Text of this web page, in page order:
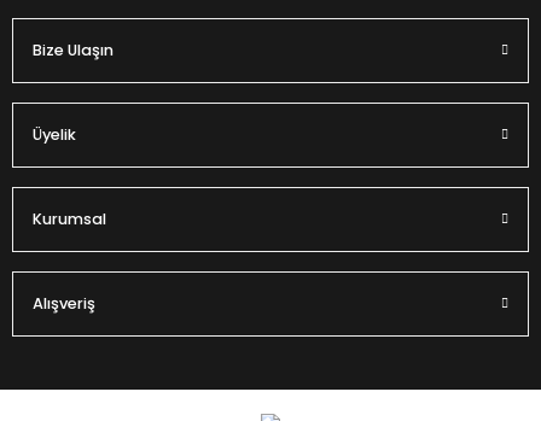
Gönder
Bize Ulaşın
Üyelik
Kurumsal
Alışveriş